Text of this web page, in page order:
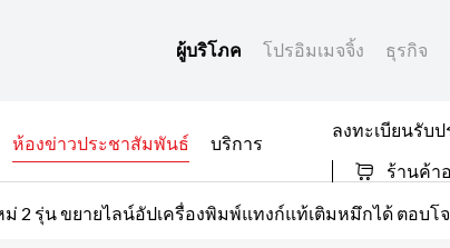
ผู้บริโภค โปรอิมเมจจิ้ง ธุรกิจ
ห้องข่าวประชาสัมพันธ์
บริการ
ลงทะเบียนรับ
ร้านค้า
งพิมพ์แทงก์แท้เติมหมึกได้ ตอบโจทย์ธุรกิจขนาดเล็กที่ต้องการพิมพ์เอกสารปริมาณ